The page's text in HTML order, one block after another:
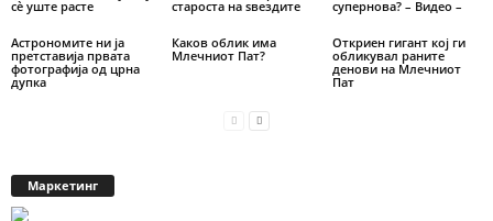
сè уште расте
староста на ѕвездите
супернова? – Видео –
Астрономите ни ја
претставија првата
фотографија од црна
дупка
Каков облик има
Млечниот Пат?
Откриен гигант кој ги
обликувал раните
денови на Млечниот
Пат
Маркетинг